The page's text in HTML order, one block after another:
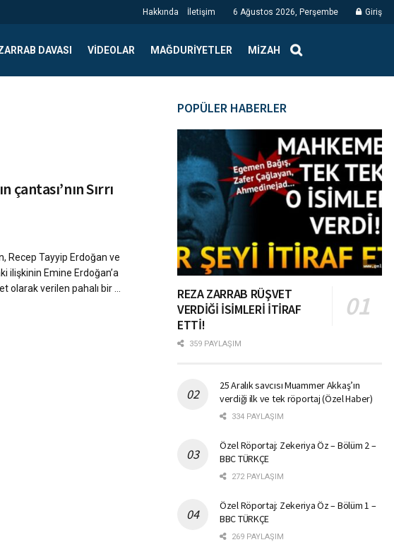
Hakkında İletişim 6 Ağustos 2026, Perşembe Giriş
DAVASI VIDEOLAR MAĞDURIYETLER MIZAH
çantası’nın Sırrı
Recep Tayyip Erdoğan ve
ilişkinin Emine Erdoğan’a
olarak verilen pahalı bir ...
POPÜLER HABERLER
REZA ZARRAB RÜŞVET
VERDİĞİ İSİMLERİ İTİRAF
ETTİ!
359 PAYLAŞIM
25 Aralık savcısı Muammer Akkaş’ın
verdiği ilk ve tek röportaj (Özel Haber)
334 PAYLAŞIM
Özel Röportaj: Zekeriya Öz – Bölüm 2 –
BBC TÜRKÇE
272 PAYLAŞIM
Özel Röportaj: Zekeriya Öz – Bölüm 1 –
BBC TÜRKÇE
269 PAYLAŞIM